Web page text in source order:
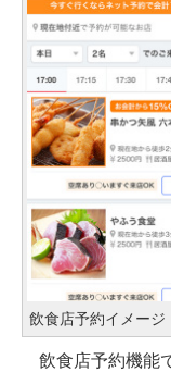
飲食店予約イメージ
飲食店予約機能